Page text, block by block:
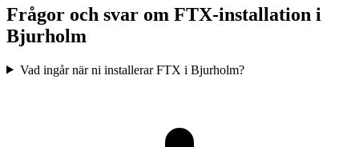
Frågor och svar om FTX-installation i
Bjurholm
Vad ingår när ni installerar FTX i Bjurholm?